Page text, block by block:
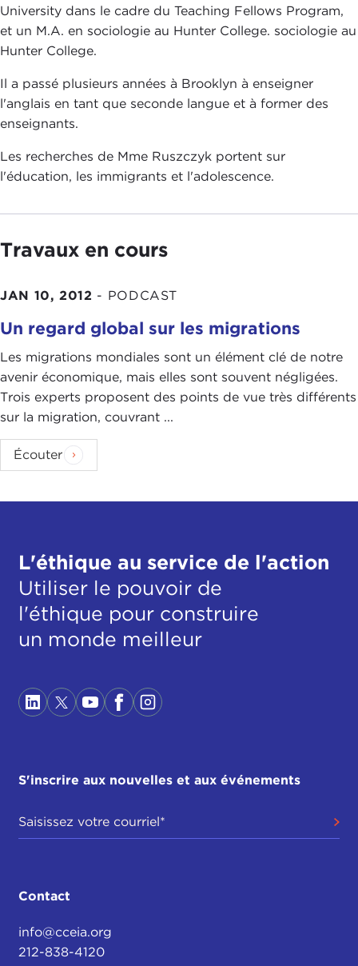
University dans le cadre du Teaching Fellows Program,
et un M.A. en sociologie au Hunter College. sociologie au
Hunter College.
Il a passé plusieurs années à Brooklyn à enseigner
l'anglais en tant que seconde langue et à former des
enseignants.
Les recherches de Mme Ruszczyk portent sur
l'éducation, les immigrants et l'adolescence.
Travaux en cours
JAN 10, 2012 - PODCAST
Un regard global sur les migrations
Les migrations mondiales sont un élément clé de notre
avenir économique, mais elles sont souvent négligées.
Trois experts proposent des points de vue très différents
sur la migration, couvrant ...
Écouter
L'éthique au service de l'action
Utiliser le pouvoir de
l'éthique pour construire
un monde meilleur
S'inscrire aux nouvelles et aux événements
Contact
info@cceia.org
212-838-4120